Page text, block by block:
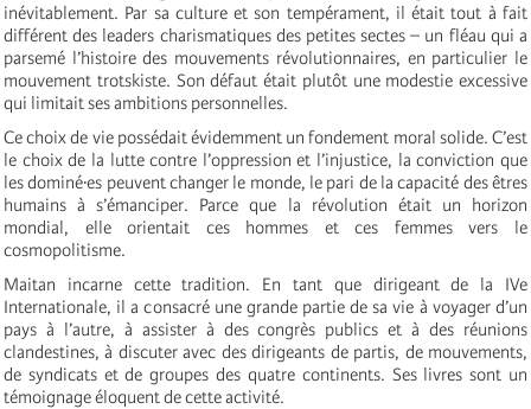
inévitablement. Par sa culture et son tempérament, il était tout à fait
différent des leaders charismatiques des petites sectes – un fléau qui a
parsemé l’histoire des mouvements révolutionnaires, en particulier le
mouvement trotskiste. Son défaut était plutôt une modestie excessive
qui limitait ses ambitions personnelles.
Ce choix de vie possédait évidemment un fondement moral solide. C’est
le choix de la lutte contre l’oppression et l’injustice, la conviction que
les dominé·es peuvent changer le monde, le pari de la capacité des êtres
humains à s’émanciper. Parce que la révolution était un horizon
mondial, elle orientait ces hommes et ces femmes vers le
cosmopolitisme.
Maitan incarne cette tradition. En tant que dirigeant de la IVe
Internationale, il a consacré une grande partie de sa vie à voyager d’un
pays à l’autre, à assister à des congrès publics et à des réunions
clandestines, à discuter avec des dirigeants de partis, de mouvements,
de syndicats et de groupes des quatre continents. Ses livres sont un
témoignage éloquent de cette activité.